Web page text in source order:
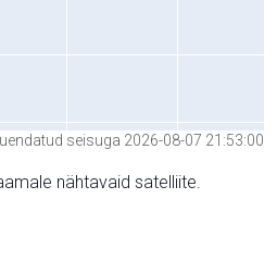
seisuga 2026-08-07 21:53:00
nähtavaid satelliite.